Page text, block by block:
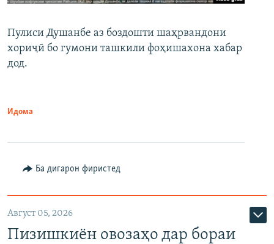
Пулиси Душанбе аз боздошти шаҳрвандони
хориҷӣ бо гумони ташкили фоҳишахона хабар
дод.
Идома
Ба дигарон фиристед
Август 05, 2026
Пизишкиён овозаҳо дар бораи